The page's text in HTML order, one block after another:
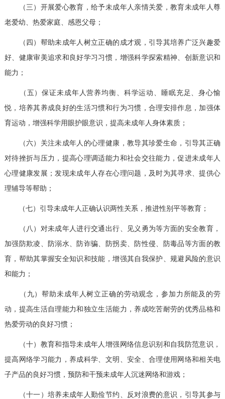
（三）开展爱心教育，给予未成年人亲情关爱，教育未成年人尊
老爱幼、热爱家庭、感恩父母；
（四）帮助未成年人树立正确的成才观，引导其培养广泛兴趣爱
好、健康审美追求和良好学习习惯，增强科学探索精神、创新意识和
能力；
（五）保证未成年人营养均衡、科学运动、睡眠充足、身心愉
悦，培养其养成良好的生活习惯和行为习惯，合理安排作息，加强体
育运动，增强科学用眼护眼意识，提高未成年人身体素质；
（六）关注未成年人的心理健康，教导其珍爱生命，引导其正确
对待挫折与压力，提高心理调适能力和社会交往能力，促进未成年人
心理健康发展；发现未成年人存在心理问题，及时为其寻求、提供心
理辅导等帮助；
（七）引导未成年人正确认识两性关系，推进性别平等教育；
（八）对未成年人进行交通出行、见义勇为等方面的安全教育，
加强防欺凌、防溺水、防诈骗、防拐卖、防性侵、防毒品等方面的教
育，帮助其掌握安全知识和技能，增强其自我保护、规避风险的意识
和能力；
（九）帮助未成年人树立正确的劳动观念，参加力所能及的劳
动，提高生活自理能力和独立生活能力，养成吃苦耐劳的优秀品格和
热爱劳动的良好习惯；
（十）教育和指导未成年人增强网络信息识别和自我防范意识，
提高网络学习能力，养成科学、文明、安全、合理使用网络和相关电
子产品的良好习惯，预防和干预未成年人沉迷网络和游戏；
（十一）培养未成年人勤俭节约、反对浪费的意识，引导其参与